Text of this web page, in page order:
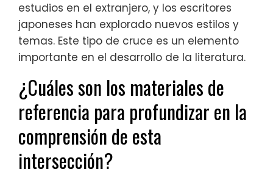
estudios en el extranjero, y los escritores
japoneses han explorado nuevos estilos y
temas. Este tipo de cruce es un elemento
importante en el desarrollo de la literatura.
¿Cuáles son los materiales de
referencia para profundizar en la
comprensión de esta
intersección?